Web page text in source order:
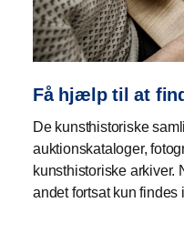
Få hjælp til at
De kunsthistoriske
auktionskataloger,
kunsthistoriske arkiver.
andet fortsat kun findes